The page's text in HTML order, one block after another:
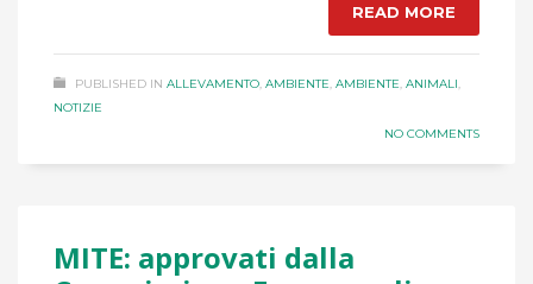
READ MORE
PUBLISHED IN ALLEVAMENTO AMBIENTE AMBIENTE ANIMALI
NOTIZIE
NO COMMENTS
MITE: approvati dalla